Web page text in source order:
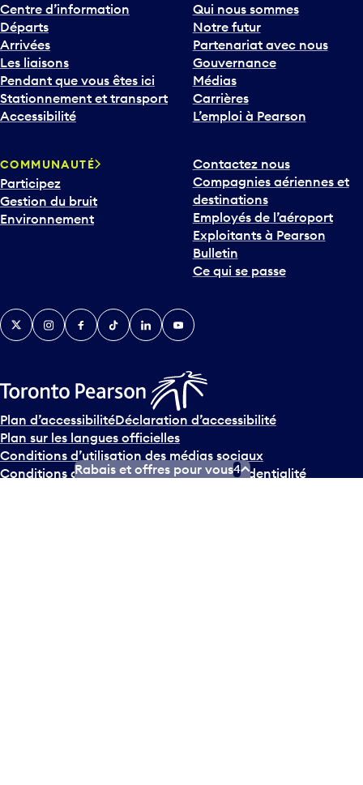
Centre d’information
Départs
Arrivées
Les liaisons
Pendant que vous êtes ici
Stationnement et transport
Accessibilité
Qui nous sommes
Notre futur
Partenariat avec nous
Gouvernance
Médias
Carrières
L’emploi à Pearson
COMMUNAUTÉ
Participez
Gestion du bruit
Environnement
Contactez nous
Compagnies aériennes et
destinations
Employés de l’aéroport
Exploitants à Pearson
Bulletin
Ce qui se passe
TwitterInstagramFacebook
TikTokLinkedInYouTube
Plan d’accessibilitéDéclaration d’accessibilité
Plan sur les langues officielles
Conditions d’utilisation des médias sociaux
Conditions d’utilisationPolitique de confidentialité
Rabais et offres pour vous4